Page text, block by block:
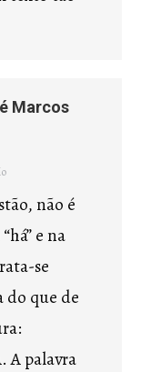
Marcos
não é
e na
se
do que de
A palavra